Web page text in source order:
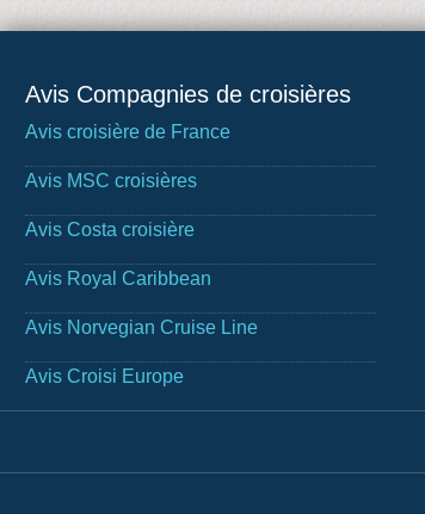
Avis Compagnies de croisières
Avis croisière de France
Avis MSC croisières
Avis Costa croisière
Avis Royal Caribbean
Avis Norvegian Cruise Line
Avis Croisi Europe